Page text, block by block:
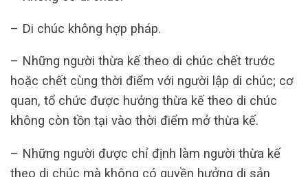
– Di chúc không hợp pháp.
– Những người thừa kế theo di chúc chết trước
hoặc chết cùng thời điểm với người lập di chúc; cơ
quan, tổ chức được hưởng thừa kế theo di chúc
không còn tồn tại vào thời điểm mở thừa kế.
– Những người được chỉ định làm người thừa kế
theo di chúc mà không có quyền hưởng di sản